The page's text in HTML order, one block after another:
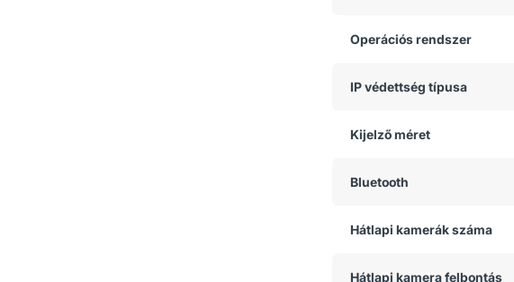
Operációs rendszer
IP védettség típusa
Kijelző méret
Bluetooth
Hátlapi kamerák száma
Hátlapi kamera felbontás